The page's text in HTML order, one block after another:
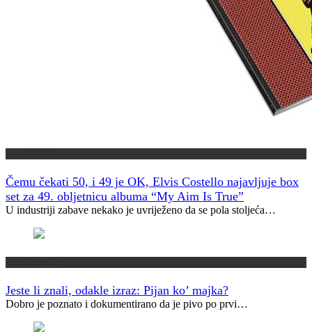
Čemu čekati 50, i 49 je OK, Elvis Costello najavljuje box
set za 49. obljetnicu albuma “My Aim Is True”
U industriji zabave nekako je uvriježeno da se pola stoljeća…
Jeste li znali, odakle izraz: Pijan ko’ majka?
Dobro je poznato i dokumentirano da je pivo po prvi…